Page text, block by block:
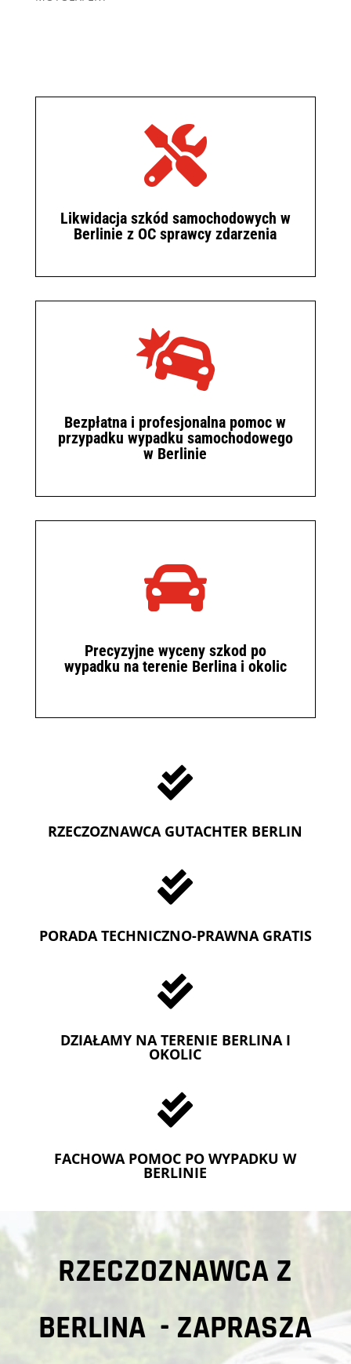

Likwidacja szkód samochodowych w
Berlinie z OC sprawcy zdarzenia

Bezpłatna i profesjonalna pomoc w
przypadku wypadku samochodowego
w Berlinie

Precyzyjne wyceny szkod po
wypadku na terenie Berlina i okolic

RZECZOZNAWCA GUTACHTER BERLIN

PORADA TECHNICZNO-PRAWNA GRATIS

DZIAŁAMY NA TERENIE BERLINA I
OKOLIC

FACHOWA POMOC PO WYPADKU W
BERLINIE
RZECZOZNAWCA Z
BERLINA - ZAPRASZA